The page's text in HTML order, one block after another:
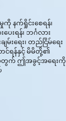
နက်ရှိုင်းစေရန်၊
းရန်၊ ဘင်္ဂလား
းရေး၊ တည်ငြိမ်ရေး
တင်ရန်နှင့် မိမိတို့၏
တွက် ဤအခွင့်အရေးကို